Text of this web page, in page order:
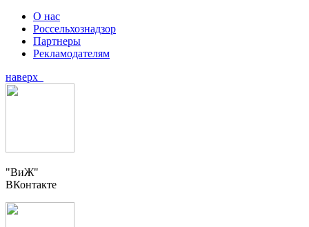
О нас
Россельхознадзор
Партнеры
Рекламодателям
наверх
"ВиЖ"
ВКонтакте